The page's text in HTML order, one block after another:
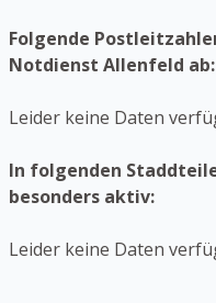
Folgende
Notdienst Allenfeld ab:
Leider keine Daten
In folgenden
besonders aktiv:
Leider keine Daten